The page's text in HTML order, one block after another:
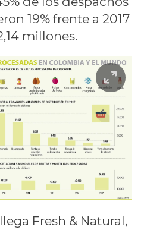
19% frente a 2017
millones.
Fresh & Natural,